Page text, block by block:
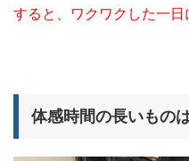
すると、ワクワクした一日
体感時間の長いもの